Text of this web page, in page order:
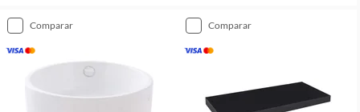
comparar comparar